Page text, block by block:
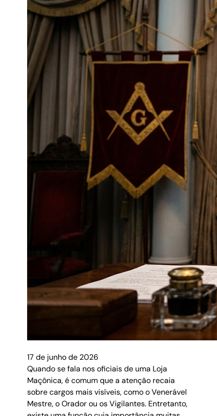
17 de junho de 2026
Quando se fala nos oficiais de uma Loja
Maçônica, é comum que a atenção recaia
sobre cargos mais visíveis, como o Venerável
Mestre, o Orador ou os Vigilantes. Entretanto,